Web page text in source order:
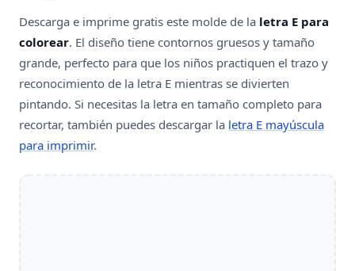
Descarga e imprime gratis este molde de la letra E para
colorear. El diseño tiene contornos gruesos y tamaño
grande, perfecto para que los niños practiquen el trazo y
reconocimiento de la letra E mientras se divierten
pintando. Si necesitas la letra en tamaño completo para
recortar, también puedes descargar la letra E mayúscula
para imprimir.